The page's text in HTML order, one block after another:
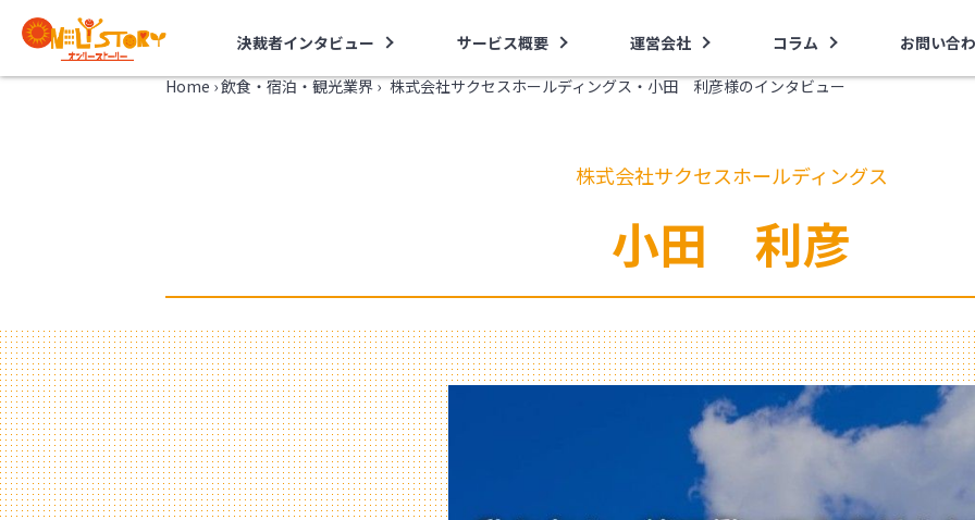
決裁者インタビュー サービス概要 運営会社 コラム お問い合
Home ›飲食・宿泊・観光業界 › 株式会社サクセスホールディングス・小田 利彦様のインタビュー
株式会社サクセスホールディングス
小田 利彦